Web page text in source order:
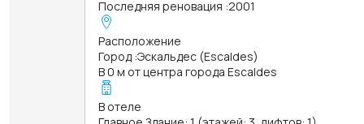
Последняя реновация :2001
Расположение
Город :Эскальдес (Escaldes)
В 0 м от центра города Escaldes
В отеле